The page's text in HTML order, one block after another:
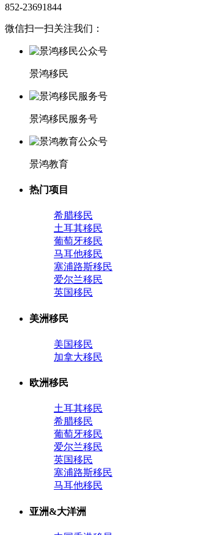
852-23691844
微信扫一扫关注我们：
景鸿移民
景鸿移民服务号
景鸿教育
热门项目
希腊移民
土耳其移民
葡萄牙移民
马耳他移民
塞浦路斯移民
爱尔兰移民
英国移民
美洲移民
美国移民
加拿大移民
欧洲移民
土耳其移民
希腊移民
葡萄牙移民
爱尔兰移民
英国移民
塞浦路斯移民
马耳他移民
亚洲&大洋洲